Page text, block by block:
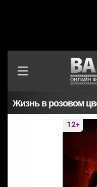
Жизнь в розовом